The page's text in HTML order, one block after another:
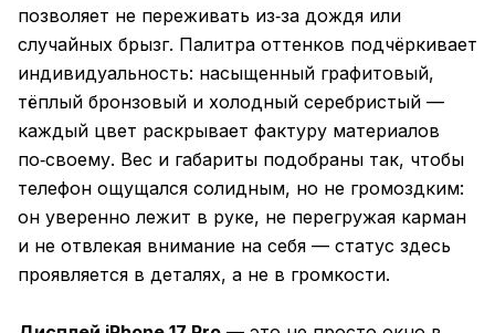
позволяет не переживать из‑за дождя или
случайных брызг. Палитра оттенков подчёркивает
индивидуальность: насыщенный графитовый,
тёплый бронзовый и холодный серебристый —
каждый цвет раскрывает фактуру материалов
по‑своему. Вес и габариты подобраны так, чтобы
телефон ощущался солидным, но не громоздким:
он уверенно лежит в руке, не перегружая карман
и не отвлекая внимание на себя — статус здесь
проявляется в деталях, а не в громкости.